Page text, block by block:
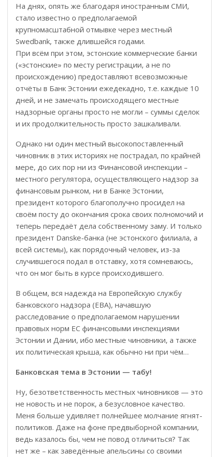
На днях, опять же благодаря иностранным СМИ,
стало известно о предполагаемой
крупномасштабной отмывке через местный
Swedbank, также длившейся годами.
При всём при этом, эстонские коммерческие банки
(«эстонские» по месту регистрации, а не по
происхождению) предоставляют всевозможные
отчёты в Банк Эстонии ежедекадно, т.е. каждые 10
дней, и не замечать происходящего местные
надзорные органы просто не могли – суммы сделок
и их продолжительность просто зашкаливали.
Однако ни один местный высокопоставленный
чиновник в этих историях не пострадал, по крайней
мере, до сих пор ни из Финансовой инспекции –
местного регулятора, осуществляющего надзор за
финансовым рынком, ни в Банке Эстонии,
президент которого благополучно просидел на
своём посту до окончания срока своих полномочий и
теперь передаёт дела собственному заму. И только
президент Danske-банка (не эстонского филиала, а
всей системы), как порядочный человек, из-за
случившегося подал в отставку, хотя сомневаюсь,
что он мог быть в курсе происходившего.
В общем, вся надежда на Европейскую службу
банковского надзора (EBA), начавшую
расследование о предполагаемом нарушении
правовых норм ЕС финансовыми инспекциями
Эстонии и Дании, ибо местные чиновники, а также
их политическая крыша, как обычно ни при чём…
Банковская тема в Эстонии — табу!
Ну, безответственность местных чиновников — это
не новость и не порок, а безусловное качество.
Меня больше удивляет полнейшее молчание ягнят-
политиков. Даже на фоне предвыборной компании,
ведь казалось бы, чем не повод отличиться? Так
нет же – как заведённые апельсины со своими